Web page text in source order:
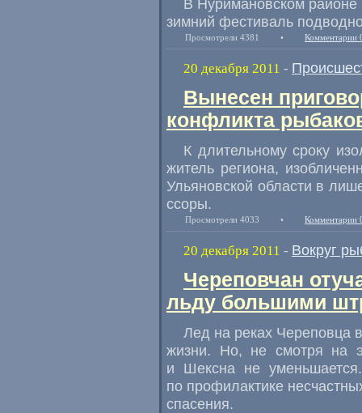
В Нуримановском
зимний фестиваль
Просмотрели 4381 • Комментарии
20 декабря 2011 -
Вынесен
конфликта
К длительному сроку
житель региона,
Ульяновской области в
ссоры.
Просмотрели 4033 • Комментарии
20 декабря 2011 - Вокруг
Череповчан
льду большими
Лед на реках Череповца
жизни. Но, не смотря на
и Шексна не
по профилактике
спасения.